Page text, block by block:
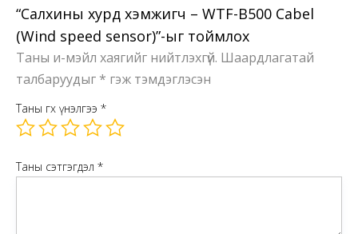
“Салхины хурд хэмжигч – WTF-B500 Cabel
(Wind speed sensor)”-ыг тоймлох
Таны и-мэйл хаягийг нийтлэхгүй. Шаардлагатай
талбаруудыг * гэж тэмдэглэсэн
Таны өгөх үнэлгээ *
Таны сэтгэгдэл *